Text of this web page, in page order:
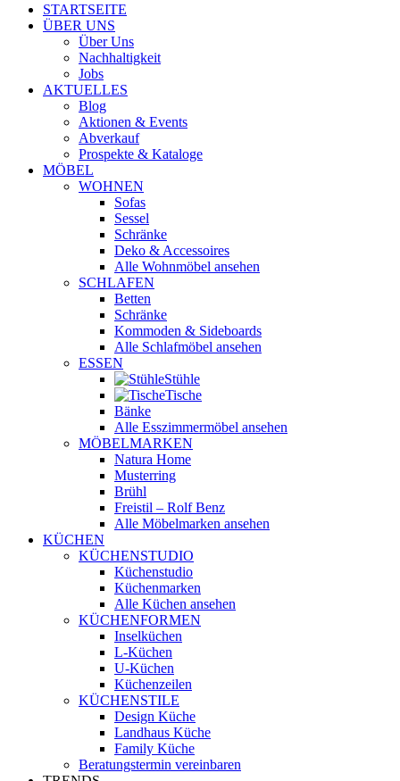
STARTSEITE
ÜBER UNS
Über Uns
Nachhaltigkeit
Jobs
AKTUELLES
Blog
Aktionen & Events
Abverkauf
Prospekte & Kataloge
MÖBEL
WOHNEN
Sofas
Sessel
Schränke
Deko & Accessoires
Alle Wohnmöbel ansehen
SCHLAFEN
Betten
Schränke
Kommoden & Sideboards
Alle Schlafmöbel ansehen
ESSEN
Stühle
Tische
Bänke
Alle Esszimmermöbel ansehen
MÖBELMARKEN
Natura Home
Musterring
Brühl
Freistil – Rolf Benz
Alle Möbelmarken ansehen
KÜCHEN
KÜCHENSTUDIO
Küchenstudio
Küchenmarken
Alle Küchen ansehen
KÜCHENFORMEN
Inselküchen
L-Küchen
U-Küchen
Küchenzeilen
KÜCHENSTILE
Design Küche
Landhaus Küche
Family Küche
Beratungstermin vereinbaren